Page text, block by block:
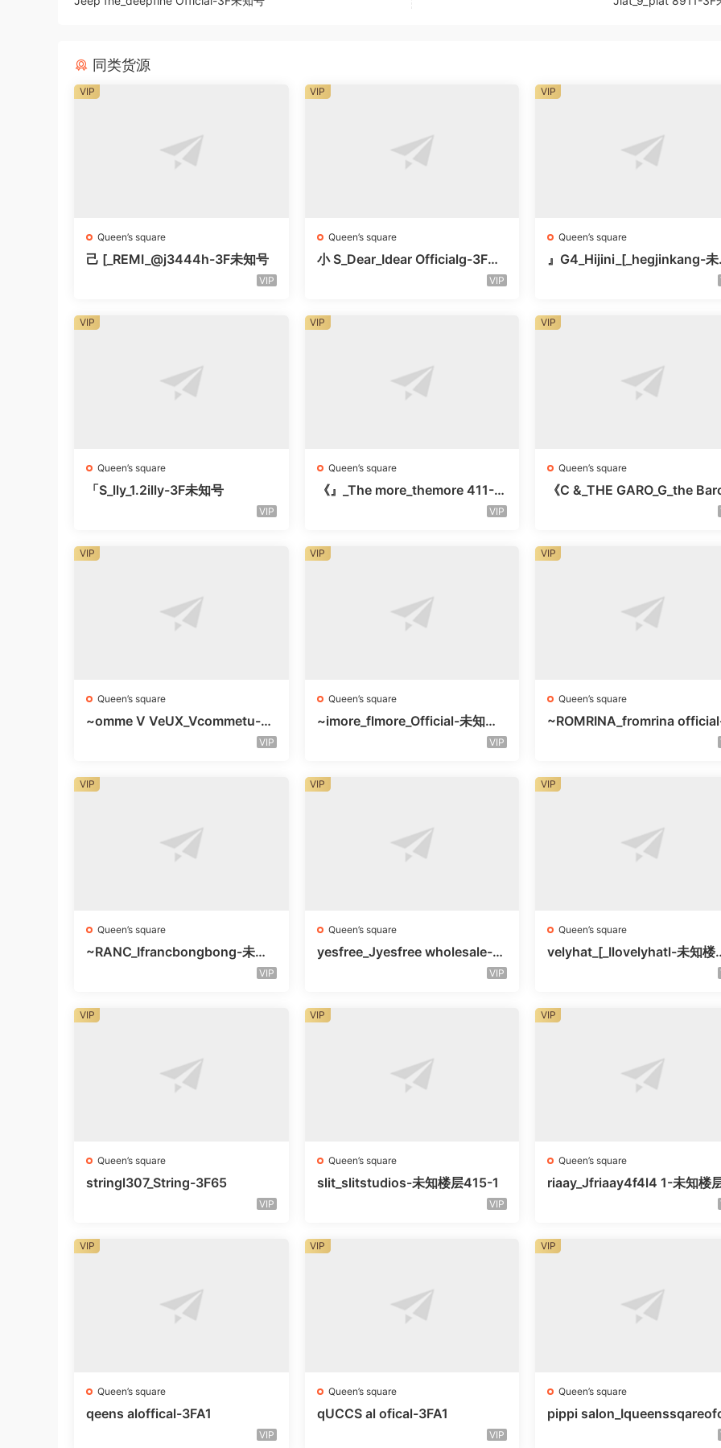
同类货源
Queen’s square
己 [_REMI_@j3444h-3F未知号
VIP
VIP
Queen’s square
小 S_Dear_Idear Officialg-3F未
VIP
VIP
Queen’s square
』G4_Hijini_[_hegjinkang-未
VIP
Queen’s square
「S_lly_1.2illy-3F未知号
VIP
VIP
Queen’s square
《』_The more_themore 411-未
VIP
VIP
Queen’s square
《C &_THE GARO_G_the
VIP
Queen’s square
~omme V VeUX_Vcommetu-3F
VIP
VIP
Queen’s square
~imore_flmore_Official-未知楼
VIP
VIP
Queen’s square
~ROMRINA_fromrina
VIP
Queen’s square
~RANC_Ifrancbongbong-未知
VIP
VIP
Queen’s square
yesfree_Jyesfree wholesale-未
VIP
VIP
Queen’s square
velyhat_[_Ilovelyhatl-未知楼
VIP
Queen’s square
stringl307_String-3F65
VIP
VIP
Queen’s square
slit_slitstudios-未知楼层415-1
VIP
VIP
Queen’s square
riaay_Jfriaay4f4l4 1-未知楼
VIP
Queen’s square
qeens aloffical-3FA1
VIP
VIP
Queen’s square
qUCCS al ofical-3FA1
VIP
VIP
Queen’s square
pippi
VIP